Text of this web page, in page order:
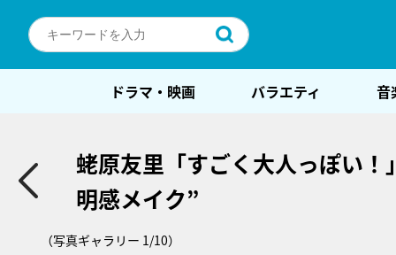
ドラマ・映画 バラエティ 音
蛯原友里「すごく大人っぽい
明感メイク”
（写真ギャラリー 1/10）